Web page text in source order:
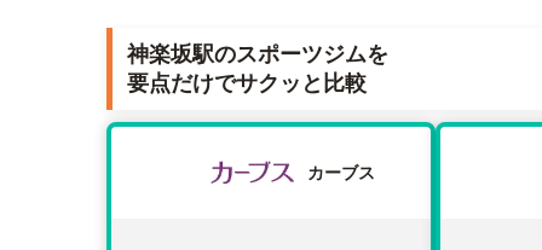
神楽坂駅のスポーツジムを
要点だけでサクッと比較
カーブス